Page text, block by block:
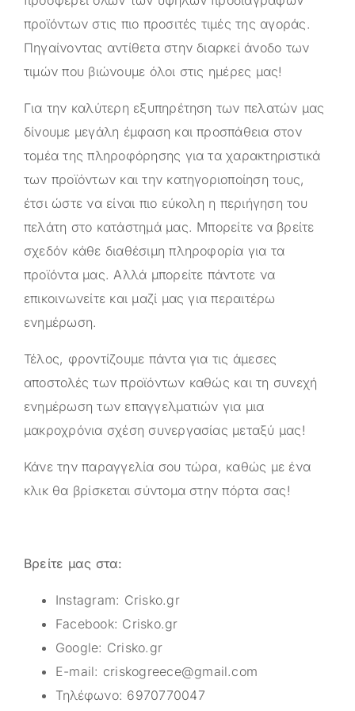
προϊόντων στις πιο προσιτές τιμές της αγοράς.
Πηγαίνοντας αντίθετα στην διαρκεί άνοδο των
τιμών που βιώνουμε όλοι στις ημέρες μας!
Για την καλύτερη εξυπηρέτηση των πελατών μας
δίνουμε μεγάλη έμφαση και προσπάθεια στον
τομέα της πληροφόρησης για τα χαρακτηριστικά
των προϊόντων και την κατηγοριοποίηση τους,
έτσι ώστε να είναι πιο εύκολη η περιήγηση του
πελάτη στο κατάστημά μας. Μπορείτε να βρείτε
σχεδόν κάθε διαθέσιμη πληροφορία για τα
προϊόντα μας. Αλλά μπορείτε πάντοτε να
επικοινωνείτε και μαζί μας για περαιτέρω
ενημέρωση.
Τέλος, φροντίζουμε πάντα για τις άμεσες
αποστολές των προϊόντων καθώς και τη συνεχή
ενημέρωση των επαγγελματιών για μια
μακροχρόνια σχέση συνεργασίας μεταξύ μας!
Κάνε την παραγγελία σου τώρα, καθώς με ένα
κλικ θα βρίσκεται σύντομα στην πόρτα σας!
Βρείτε μας στα:
Instagram: Crisko.gr
Facebook: Crisko.gr
Google: Crisko.gr
E-mail: criskogreece@gmail.com
Τηλέφωνο: 6970770047